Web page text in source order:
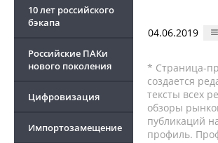
10 лет российского
бэкапа
Российские ПАКи
нового поколения
Цифровизация
Импортозамещение
04.06.2019
* Страница-
создается
тексты всех
обзоры
публикаций
профиль.